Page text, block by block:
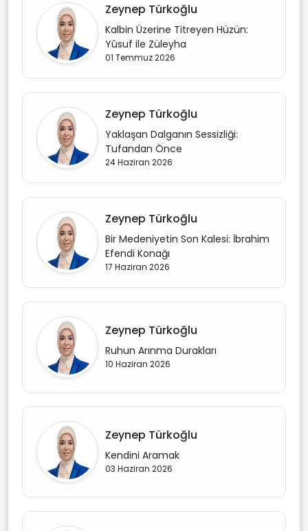
Zeynep Türkoğlu
Kalbin Üzerine Titreyen Hüzün:
Yûsuf ile Züleyha
01 Temmuz 2026
Zeynep Türkoğlu
Yaklaşan Dalganın Sessizliği:
Tufandan Önce
24 Haziran 2026
Zeynep Türkoğlu
Bir Medeniyetin Son Kalesi: İbrahim
Efendi Konağı
17 Haziran 2026
Zeynep Türkoğlu
Ruhun Arınma Durakları
10 Haziran 2026
Zeynep Türkoğlu
Kendini Aramak
03 Haziran 2026